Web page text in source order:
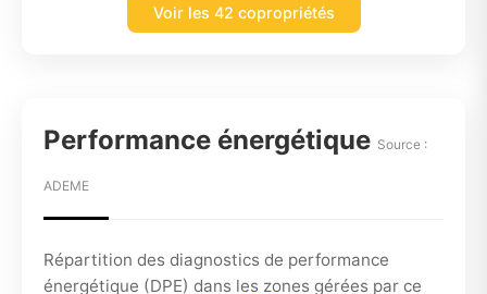
Voir les 42 copropriétés
Performance énergétique Source :
ADEME
Répartition des diagnostics de performance
énergétique (DPE) dans les zones gérées par ce